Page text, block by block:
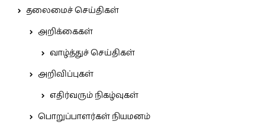
தலைமைச் செய்திகள்
அறிக்கைகள்
வாழ்த்துச் செய்திகள்
அறிவிப்புகள்
எதிர்வரும் நிகழ்வுகள்
பொறுப்பாளர்கள் நியமனம்